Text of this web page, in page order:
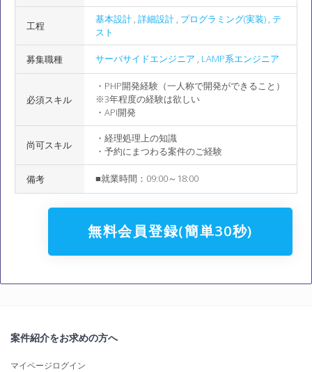
工程
基本設計 , 詳細設計 , プログラミング(実装) , テ
スト
募集職種 サーバサイドエンジニア , LAMP系エンジニア
必須スキル
・PHP開発経験（一人称で開発ができること）
※3年程度の経験は欲しい
・API開発
尚可スキル
・経理処理上の知識
・予約にまつわる案件のご経験
備考 ■就業時間：09:00～18:00
無料会員登録(簡単30秒)
案件紹介をお求めの方へ
マイページログイン